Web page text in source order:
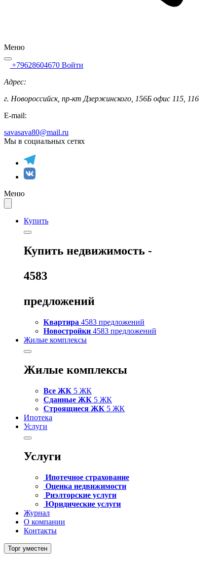
Меню
+79628604670 Войти
Адрес:
г. Новороссийск, пр-кт Дзержинского, 156Б офис 115, 116
E-mail:
savasava80@mail.ru
Мы в социальных сетях
Меню
Купить
Купить недвижимость -
4583
предложений
Квартира 4583 предложений
Новостройки 4583 предложений
Жилые комплексы
Жилые комплексы
Все ЖК 5 ЖК
Сданные ЖК 5 ЖК
Строящиеся ЖК 5 ЖК
Ипотека
Услуги
Услуги
Ипотечное страхование
Оценка недвижимости
Риэлторские услуги
Юридические услуги
Журнал
О компании
Контакты
Торг уместен